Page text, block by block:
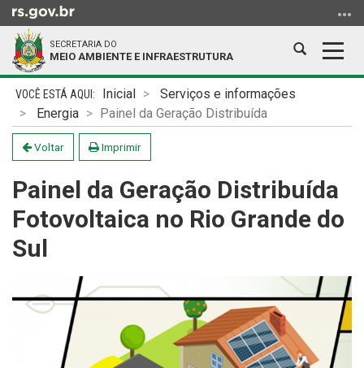
para
conteúdo
menu
para
busca
SECRETARIA DO
MEIO AMBIENTE E INFRAESTRUTURA
Abrir
busca
Início
conteúdo
Inicial
Serviços e informações
Energia
Painel da Geração Distribuída
Voltar Imprimir
Painel da Geração Distribuída
Fotovoltaica no Rio Grande do
Sul